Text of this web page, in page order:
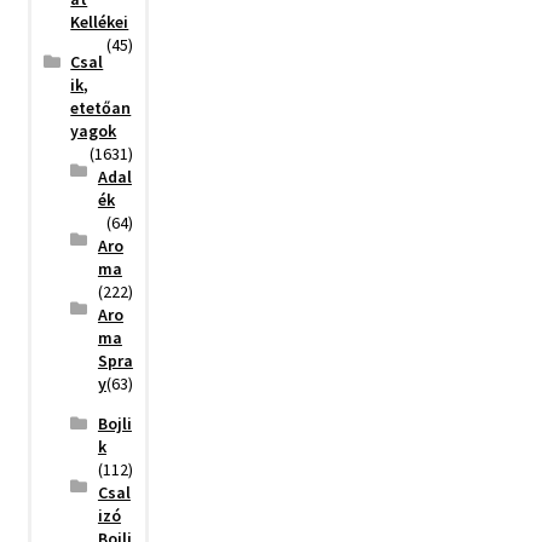
Kellékei
(45)
Csal
ik,
etetőan
yagok
(1631)
Adal
ék
(64)
Aro
ma
(222)
Aro
ma
Spra
y(63)
Bojli
k
(112)
Csal
izó